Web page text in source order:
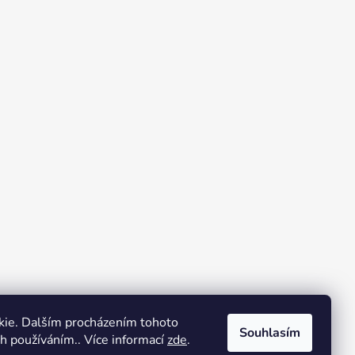
Dalším procházením tohoto
používáním.. Více informacízde. Souhlasím